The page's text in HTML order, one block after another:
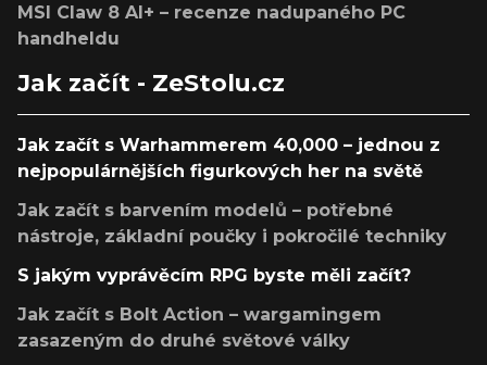
MSI Claw 8 AI+ – recenze nadupaného PC
handheldu
Jak začít - ZeStolu.cz
Jak začít s Warhammerem 40,000 – jednou z
nejpopulárnějších figurkových her na světě
Jak začít s barvením modelů – potřebné
nástroje, základní poučky i pokročilé techniky
S jakým vyprávěcím RPG byste měli začít?
Jak začít s Bolt Action – wargamingem
zasazeným do druhé světové války